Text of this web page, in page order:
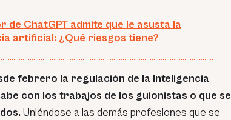
de ChatGPT admite que le asusta la
artificial: ¿Qué riesgos tiene?
febrero la regulación de la Inteligencia
con los trabajos de los guionistas o que se
Uniéndose a las demás profesiones que se